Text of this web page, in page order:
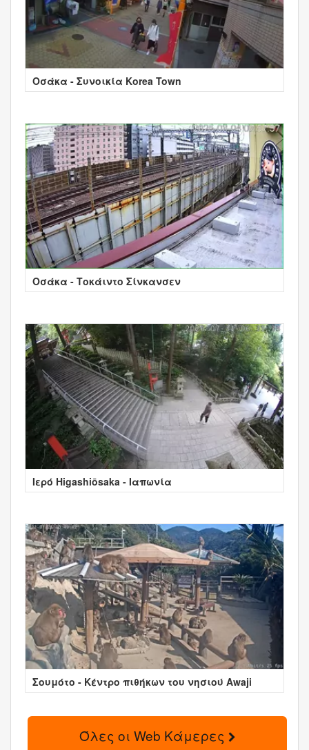
Οσάκα - Συνοικία Korea Town
Οσάκα - Τοκάιντο Σίνκανσεν
Ιερό Higashiōsaka - Ιαπωνία
Σουμότο - Κέντρο πιθήκων του νησιού Awaji
Όλες οι Web Κάμερες